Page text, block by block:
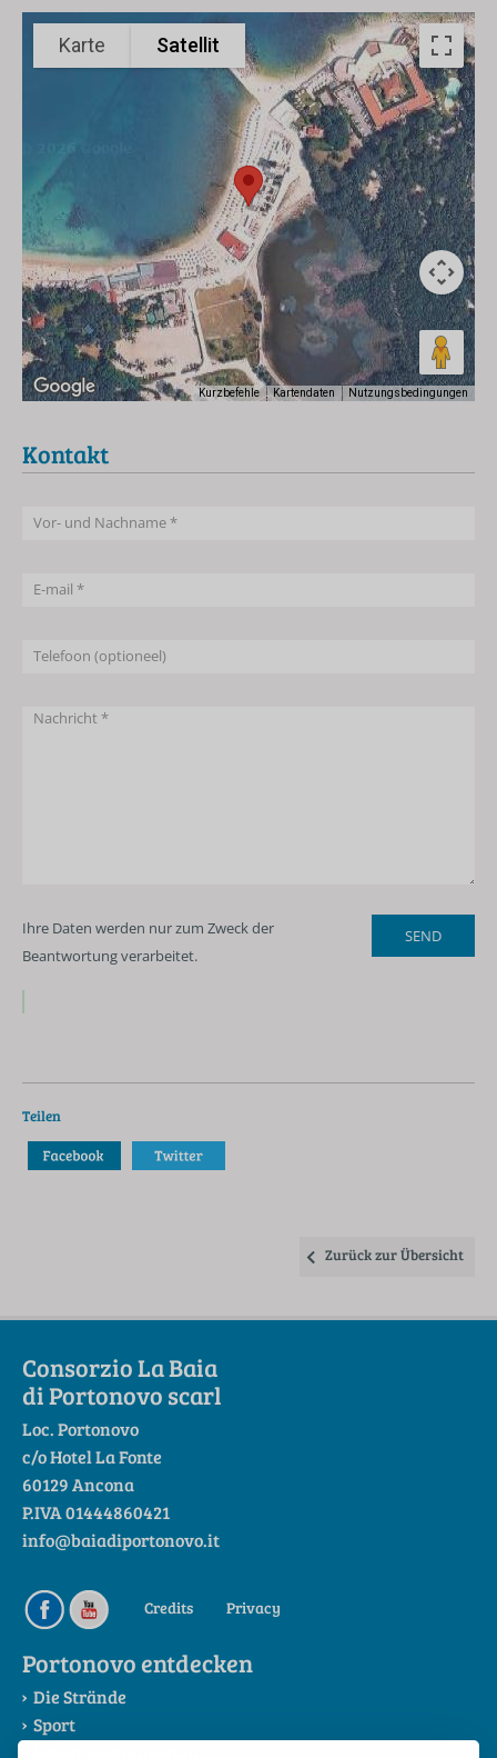
Karte Satellit
Kurzbefehle Kartendaten Nutzungsbedingungen
Kontakt
Ihre Daten werden nur zum Zweck der
Beantwortung verarbeitet.
Teilen
Zurück zur Übersicht
Consorzio La Baia
di Portonovo scarl
Loc. Portonovo
c/o Hotel La Fonte
60129 Ancona
P.IVA 01444860421
info@baiadiportonovo.it
Credits Privacy
Portonovo entdecken
Die Strände
Sport